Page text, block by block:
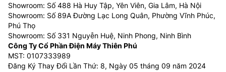
Showroom: Số 488 Hà Huy Tập, Yên Viên, Gia Lâm, Hà Nội
Showroom: Số 89A Đường Lạc Long Quân, Phường Vĩnh Phúc,
Phú Thọ
Showroom: Số 331 Nguyễn Huệ, Ninh Phong, Ninh Bình
Công Ty Cổ Phần Điện Máy Thiên Phú
MST: 0107333989
Đăng Ký Thay Đổi Lần Thứ: 8, Ngày 05 tháng 09 năm 2024